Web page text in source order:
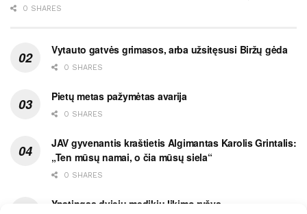
0 SHARES
Vytauto gatvės grimasos, arba užsitęsusi Biržų gėda
0 SHARES
Pietų metas pažymėtas avarija
0 SHARES
JAV gyvenantis kraštietis Algimantas Karolis Grintalis:
„Ten mūsų namai, o čia mūsų siela“
0 SHARES
Ypatingas dviejų medikių likimo ryšys